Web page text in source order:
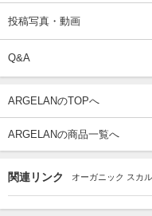
投稿写真・動画
Q&A
ARGELANのTOPへ
ARGELANの商品一覧へ
関連リンク オーガニック スカ